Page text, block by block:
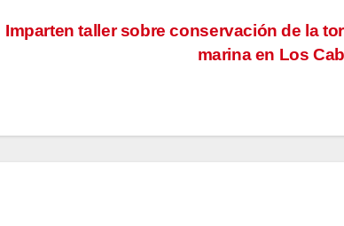
Imparten taller sobre conservación de la
marina en Los